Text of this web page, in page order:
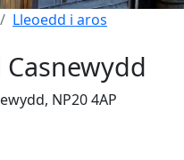
Lleoedd i aros
NP20 4AP